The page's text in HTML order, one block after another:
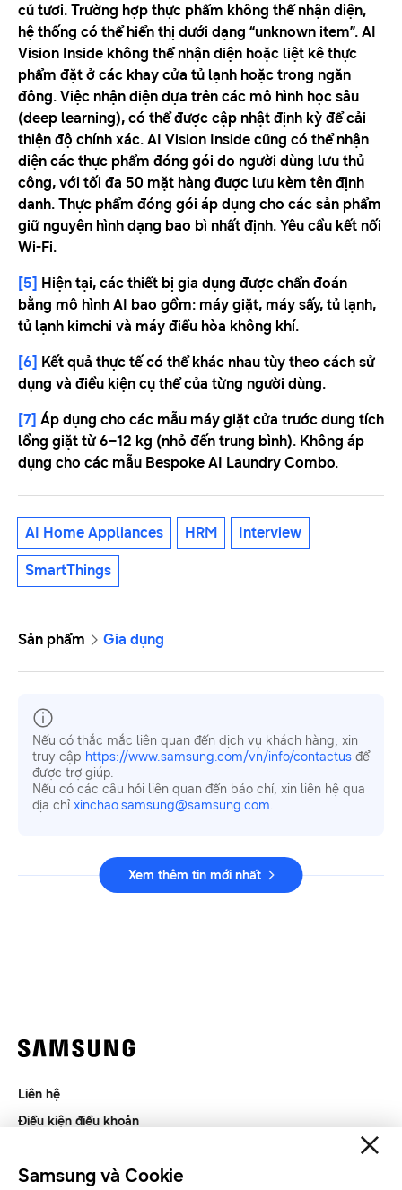
củ tươi. Trường hợp thực phẩm không thể nhận diện,
hệ thống có thể hiển thị dưới dạng “unknown item”. AI
Vision Inside không thể nhận diện hoặc liệt kê thực
phẩm đặt ở các khay cửa tủ lạnh hoặc trong ngăn
đông. Việc nhận diện dựa trên các mô hình học sâu
(deep learning), có thể được cập nhật định kỳ để cải
thiện độ chính xác. AI Vision Inside cũng có thể nhận
diện các thực phẩm đóng gói do người dùng lưu thủ
công, với tối đa 50 mặt hàng được lưu kèm tên định
danh. Thực phẩm đóng gói áp dụng cho các sản phẩm
giữ nguyên hình dạng bao bì nhất định. Yêu cầu kết nối
Wi-Fi.
[5] Hiện tại, các thiết bị gia dụng được chẩn đoán
bằng mô hình AI bao gồm: máy giặt, máy sấy, tủ lạnh,
tủ lạnh kimchi và máy điều hòa không khí.
[6] Kết quả thực tế có thể khác nhau tùy theo cách sử
dụng và điều kiện cụ thể của từng người dùng.
[7] Áp dụng cho các mẫu máy giặt cửa trước dung tích
lồng giặt từ 6–12 kg (nhỏ đến trung bình). Không áp
dụng cho các mẫu Bespoke AI Laundry Combo.
AI Home Appliances HRM Interview
SmartThings
Sản phẩm Gia dụng
Nếu có thắc mắc liên quan đến dịch vụ khách hàng, xin
truy cập https://www.samsung.com/vn/info/contactus để
được trợ giúp.
Nếu có các câu hỏi liên quan đến báo chí, xin liên hệ qua
địa chỉ xinchao.samsung@samsung.com.
Xem thêm tin mới nhất
Liên hệ
Điều kiện điều khoản
SAMSUNG.COM
Samsung và Cookie